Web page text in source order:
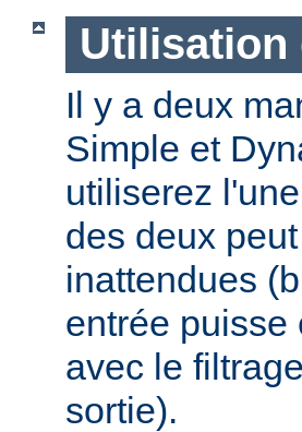
Utilisation
Il y a deux
Simple et
utiliserez
des deux
inattendues
entrée puisse
avec le
sortie).